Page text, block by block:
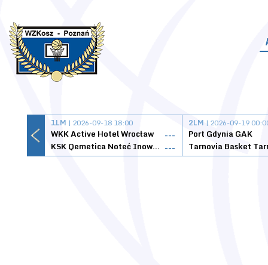
1LM | 2026-09-18 18:00
WKK Active Hotel Wrocław
---
KSK Qemetica Noteć Inowrocław ---
2LM | 2026-09-19
Port Gdynia GAK